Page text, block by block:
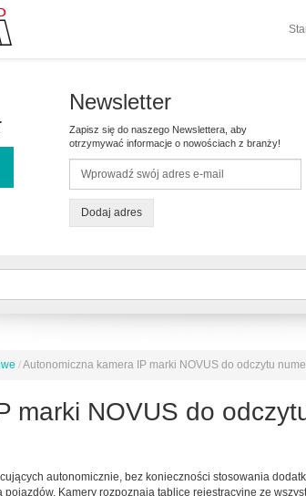
Newsletter
Zapisz się do naszego Newslettera, aby
otrzymywać informacje o nowościach z branży!
Dodaj adres
/Autonomiczna kamera IP marki NOVUS do odczytu
marki NOVUS do
autonomicznie, bez konieczności stosowania
Kamery rozpoznają tablice rejestracyjne ze